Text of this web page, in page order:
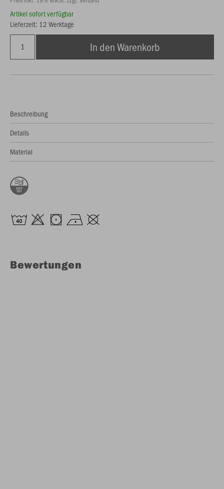
Artikel sofort verfügbar
Lieferzeit: 12 Werktage
In den Warenkorb
Beschreibung
Details
Material
Bewertungen